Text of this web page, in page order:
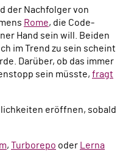
der Nachfolger von
Rome, die Code-
Hand sein will. Beiden
im Trend zu sein scheint
Darüber, ob das immer
sein müsste, fragt
eröffnen, sobald
, Turborepo oder Lerna